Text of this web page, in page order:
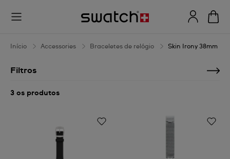
Skin
38mm
Início Accessories Braceletes de relógio Skin Irony 38mm
Filtros
3 os produtos